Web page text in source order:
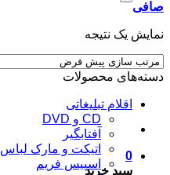
0
سبد خرید
صافی
نمایش یک نتیجه
دسته‌های محصولات
اقلام تبلیغاتی
CD و DVD
آفتابگیر
اتیکت و مارک لباس
اسپیس فریم